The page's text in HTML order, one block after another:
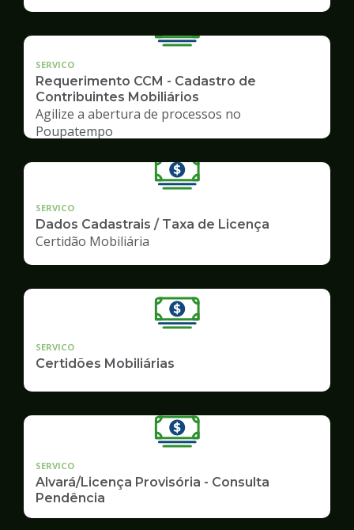
SERVICO
Requerimento CCM - Cadastro de
Contribuintes Mobiliários
Agilize a abertura de processos no
Poupatempo
SERVICO
Dados Cadastrais / Taxa de Licença
Certidão Mobiliária
SERVICO
Certidões Mobiliárias
SERVICO
Alvará/Licença Provisória - Consulta
Pendência